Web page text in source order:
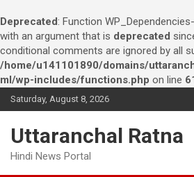
Deprecated: Function
with an argument that is deprecated
conditional comments are ignored by all
/home/u141101890/domains/
ml/wp-includes/functions.php on line
k
Saturday, August 8, 2026
Uttaranchal Ratna
Hindi News Portal